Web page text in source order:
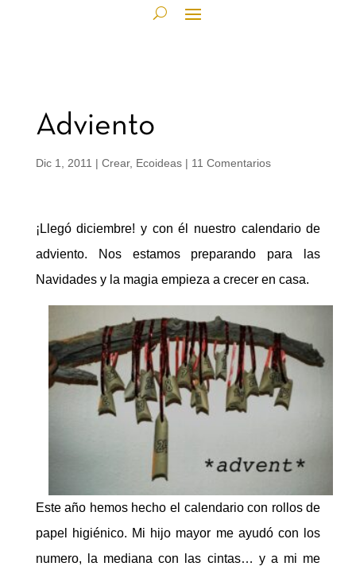
Adviento
Dic 1, 2011 | Crear, Ecoideas| 11 Comentarios
¡Llegó diciembre! y con él nuestro calendario de
adviento. Nos estamos preparando para las
Navidades y la magia empieza a crecer en casa.
Este año hemos hecho el calendario con rollos de
papel higiénico. Mi hijo mayor me ayudó con los
numero, la mediana con las cintas… y a mi me